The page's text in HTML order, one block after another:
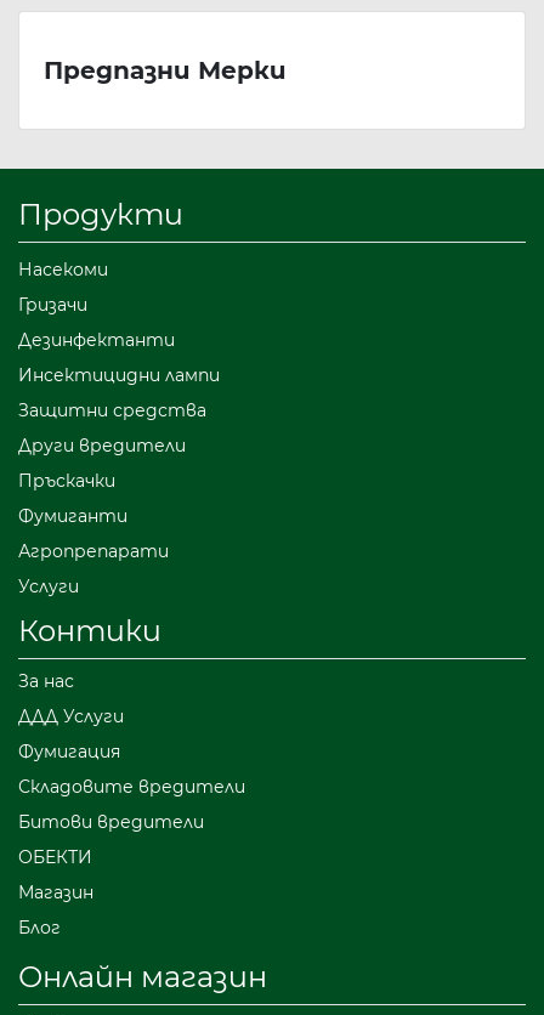
Предпазни Мерки
Продукти
Насекоми
Гризачи
Дезинфектанти
Инсектицидни лампи
Защитни средства
Други вредители
Пръскачки
Фумиганти
Агропрепарати
Услуги
Контики
За нас
ДДД Услуги
Фумигация
Складовите вредители
Битови вредители
ОБЕКТИ
Магазин
Блог
Онлайн магазин